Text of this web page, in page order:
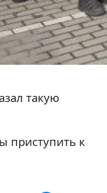
такую
приступить к